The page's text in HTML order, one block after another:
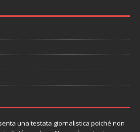
una testata giornalistica poiché non